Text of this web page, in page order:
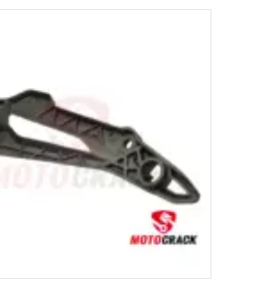
AÑADIR AL CARRITO